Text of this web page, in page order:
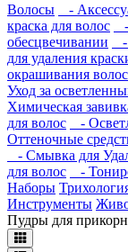
Волосы -
краска для волос
обесцвечивании
-
для удаления
окрашивания волос
Уход за
Химическая
для волос
-
Оттеночные
- Смывка для
для волос
-
Наборы
Инструменты
Пудры для